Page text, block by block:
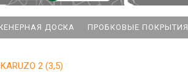
ДОСКА ПРОБКОВЫЕ ПОКРЫТИЯ
2 (3,5)